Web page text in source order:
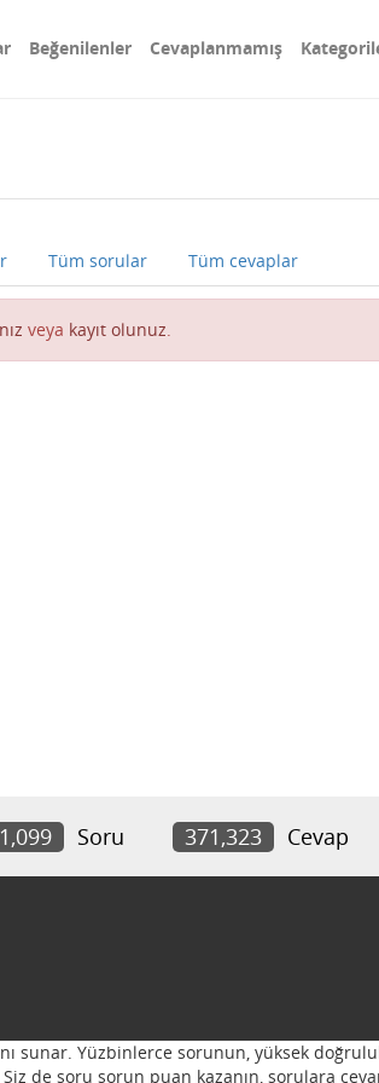
Beğenilenler Cevaplanmamış
Tüm sorular Tüm cevaplar
veya kayıt olunuz.
Soru 371,323 Cevap
sunar. Yüzbinlerce sorunun, yüksek
de soru sorun puan kazanın, sorulara